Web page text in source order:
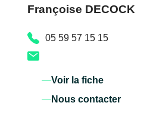
Françoise DECOCK
05 59 57 15 15
Voir la fiche
Nous contacter